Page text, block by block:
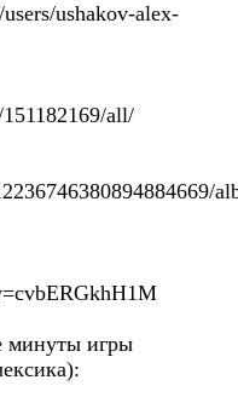
ushakov-alex-
all/
минуты игры